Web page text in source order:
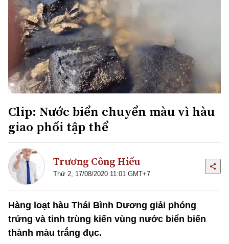
Clip: Nước biển chuyển màu vì hàu
giao phối tập thể
Trương Công Hiếu
Thứ 2, 17/08/2020 11:01 GMT+7
Hàng loạt hàu Thái Bình Dương giải phóng
trứng và tinh trùng kiến vùng nước biển biến
thành màu trắng đục.